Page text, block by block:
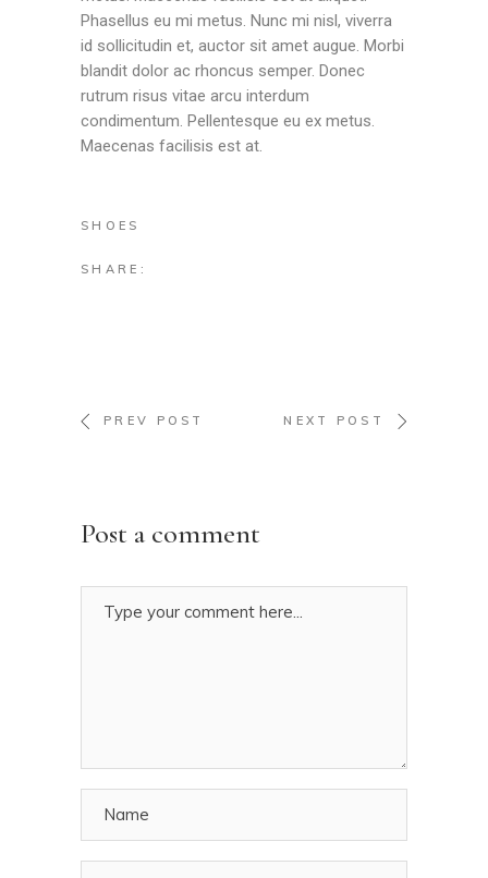
Phasellus eu mi metus. Nunc mi nisl, viverra
id sollicitudin et, auctor sit amet augue. Morbi
blandit dolor ac rhoncus semper. Donec
rutrum risus vitae arcu interdum
condimentum. Pellentesque eu ex metus.
Maecenas facilisis est at.
SHOES
SHARE:
PREV POST NEXT POST
Post a comment